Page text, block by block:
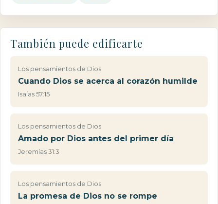
También puede edificarte
Los pensamientos de Dios
Cuando Dios se acerca al corazón humilde
Isaías 57:15
Los pensamientos de Dios
Amado por Dios antes del primer día
Jeremías 31:3
Los pensamientos de Dios
La promesa de Dios no se rompe